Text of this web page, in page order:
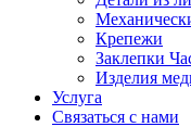
Крепежи
Заклепки
Изделия
Услуга
Связаться с нами